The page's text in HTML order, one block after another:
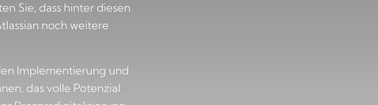
Sie, dass hinter diesen
noch weitere
Implementierung und
das volle Potenzial